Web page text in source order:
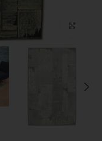
Click to enlarge